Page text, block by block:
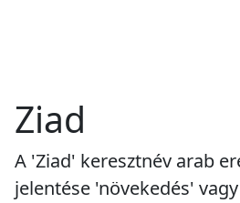
Ziad
A 'Ziad' keresztnév arab
jelentése 'növekedés'